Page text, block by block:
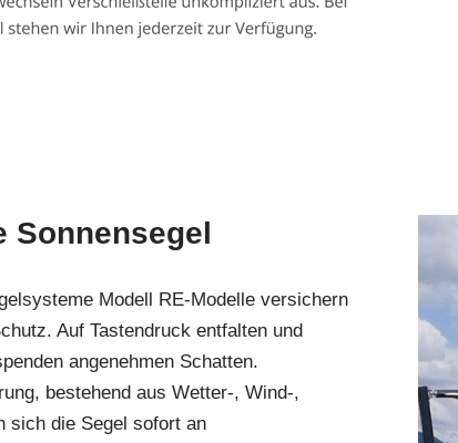
Sonnensegel
Modell RE-Modelle versichern
Auf Tastendruck entfalten und
angenehmen Schatten.
bestehend aus Wetter-, Wind-,
sich die Segel sofort an